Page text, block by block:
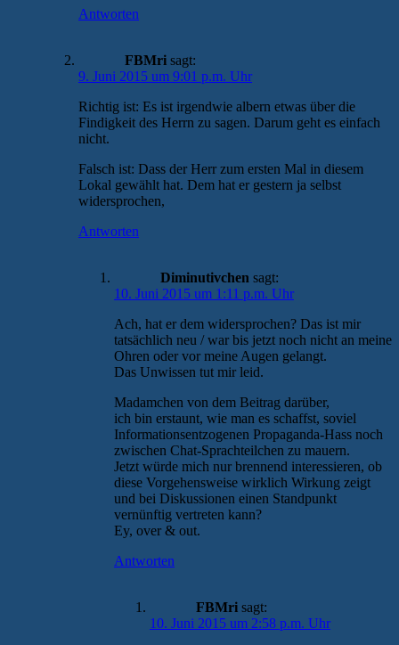
Antworten
FBMri sagt:
9. Juni 2015 um 9:01 p.m. Uhr
Richtig ist: Es ist irgendwie albern etwas über die
Findigkeit des Herrn zu sagen. Darum geht es einfach
nicht.
Falsch ist: Dass der Herr zum ersten Mal in diesem
Lokal gewählt hat. Dem hat er gestern ja selbst
widersprochen,
Antworten
Diminutivchen sagt:
10. Juni 2015 um 1:11 p.m. Uhr
Ach, hat er dem widersprochen? Das ist mir
tatsächlich neu / war bis jetzt noch nicht an meine
Ohren oder vor meine Augen gelangt.
Das Unwissen tut mir leid.
Madamchen von dem Beitrag darüber,
ich bin erstaunt, wie man es schaffst, soviel
Informationsentzogenen Propaganda-Hass noch
zwischen Chat-Sprachteilchen zu mauern.
Jetzt würde mich nur brennend interessieren, ob
diese Vorgehensweise wirklich Wirkung zeigt
und bei Diskussionen einen Standpunkt
vernünftig vertreten kann?
Ey, over & out.
Antworten
FBMri sagt:
10. Juni 2015 um 2:58 p.m. Uhr